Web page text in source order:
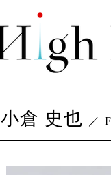
小倉 史也 ／